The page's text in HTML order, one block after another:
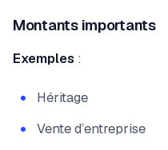
Montants importants
Exemples :
Héritage
Vente d’entreprise